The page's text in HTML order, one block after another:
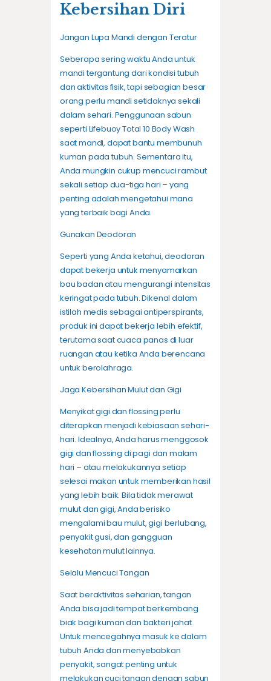
Kebersihan Diri
Jangan Lupa Mandi dengan Teratur
Seberapa sering waktu Anda untuk
mandi tergantung dari kondisi tubuh
dan aktivitas fisik, tapi sebagian besar
orang perlu mandi setidaknya sekali
dalam sehari. Penggunaan sabun
seperti Lifebuoy Total 10 Body Wash
saat mandi, dapat bantu membunuh
kuman pada tubuh. Sementara itu,
Anda mungkin cukup mencuci rambut
sekali setiap dua-tiga hari – yang
penting adalah mengetahui mana
yang terbaik bagi Anda.
Gunakan Deodoran
Seperti yang Anda ketahui, deodoran
dapat bekerja untuk menyamarkan
bau badan atau mengurangi intensitas
keringat pada tubuh. Dikenal dalam
istilah medis sebagai antiperspirants,
produk ini dapat bekerja lebih efektif,
terutama saat cuaca panas di luar
ruangan atau ketika Anda berencana
untuk berolahraga.
Jaga Kebersihan Mulut dan Gigi
Menyikat gigi dan flossing perlu
diterapkan menjadi kebiasaan sehari-
hari. Idealnya, Anda harus menggosok
gigi dan flossing di pagi dan malam
hari – atau melakukannya setiap
selesai makan untuk memberikan hasil
yang lebih baik. Bila tidak merawat
mulut dan gigi, Anda berisiko
mengalami bau mulut, gigi berlubang,
penyakit gusi, dan gangguan
kesehatan mulut lainnya.
Selalu Mencuci Tangan
Saat beraktivitas seharian, tangan
Anda bisa jadi tempat berkembang
biak bagi kuman dan bakteri jahat.
Untuk mencegahnya masuk ke dalam
tubuh Anda dan menyebabkan
penyakit, sangat penting untuk
melakukan cuci tangan dengan sabun